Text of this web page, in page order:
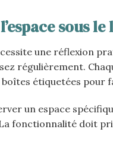
sous le
une réflexion
régulièrement.
étiquetées pour
un espace
fonctionnalité doit